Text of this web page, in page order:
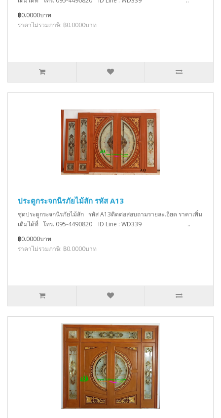
฿0.0000บาท
ราคาไม่รวมภาษี: ฿0.0000บาท
ประตูกระจกนิรภัยไม้สัก รหัส A13
ชุดประตูกระจกนิรภัยไม้สัก รหัส A13ติดต่อสอบถามรายละเอียด ราคาเพิ่ม
เติมได้ที่ โทร. 095-4490820 ID Line : WD339 ..
฿0.0000บาท
ราคาไม่รวมภาษี: ฿0.0000บาท